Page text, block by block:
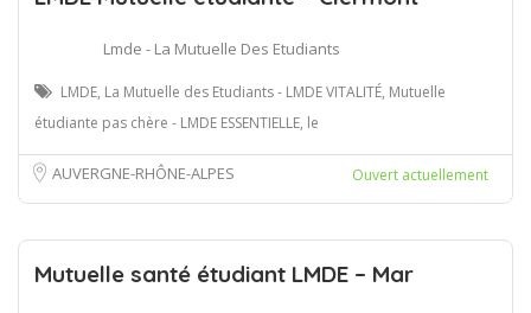
Lmde - La Mutuelle Des Etudiants
LMDE, La Mutuelle des Etudiants - LMDE VITALITÉ, Mutuelle
étudiante pas chère - LMDE ESSENTIELLE, le
AUVERGNE-RHÔNE-ALPES Ouvert actuellement
Mutuelle santé étudiant LMDE – Mar